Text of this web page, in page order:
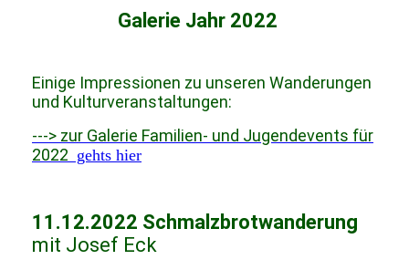
Galerie Jahr 2022
Einige Impressionen zu unseren Wanderungen
und Kulturveranstaltungen:
---> zur Galerie Familien- und Jugendevents für
2022 gehts hier
11.12.2022 Schmalzbrotwanderung
mit Josef Eck